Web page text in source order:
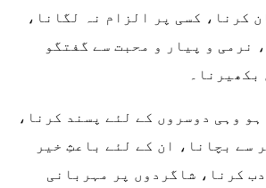
کرنا، کسی پر الزام نہ لگانا،
نرمی و پیار و محبت سے گفتگو
وہی دوسروں کے لئے پسند کرنا،
سے بچانا، ان کے لئے باعثِ خیر
کرنا، شاگردوں پر مہربانی